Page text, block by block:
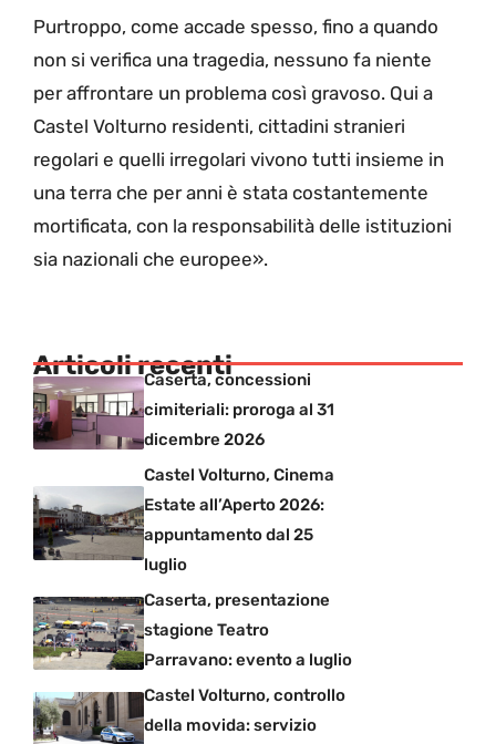
Purtroppo, come accade spesso, fino a quando
non si verifica una tragedia, nessuno fa niente
per affrontare un problema così gravoso. Qui a
Castel Volturno residenti, cittadini stranieri
regolari e quelli irregolari vivono tutti insieme in
una terra che per anni è stata costantemente
mortificata, con la responsabilità delle istituzioni
sia nazionali che europee».
Articoli recenti
Caserta, concessioni
cimiteriali: proroga al 31
dicembre 2026
Castel Volturno, Cinema
Estate all’Aperto 2026:
appuntamento dal 25
luglio
Caserta, presentazione
stagione Teatro
Parravano: evento a luglio
Castel Volturno, controllo
della movida: servizio